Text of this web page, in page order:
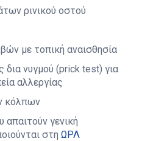
ρινικού οστού
με τοπική αναισθησία
δια νυγμού (prick test) για
αλλεργίας
κόλπων
γενική
στη ΩΡΛ